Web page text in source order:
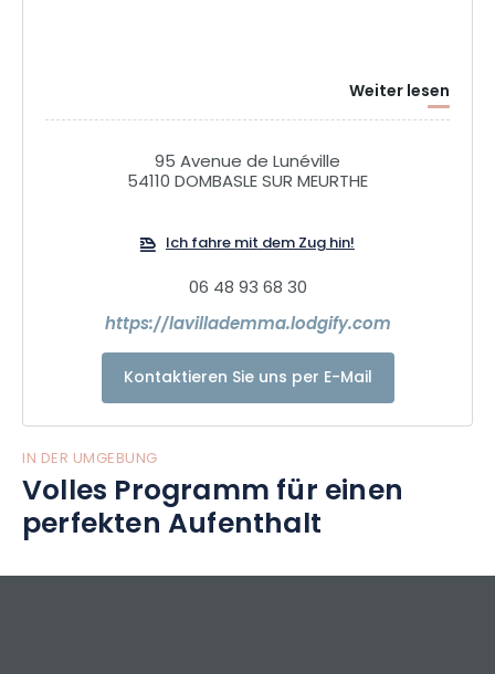
Weiter lesen
95 Avenue de Lunéville
54110 DOMBASLE SUR MEURTHE
Ich fahre mit dem Zug hin!
06 48 93 68 30
https://lavillademma.lodgify.com
Kontaktieren Sie uns per E-Mail
IN DER UMGEBUNG
Volles Programm für einen
perfekten Aufenthalt